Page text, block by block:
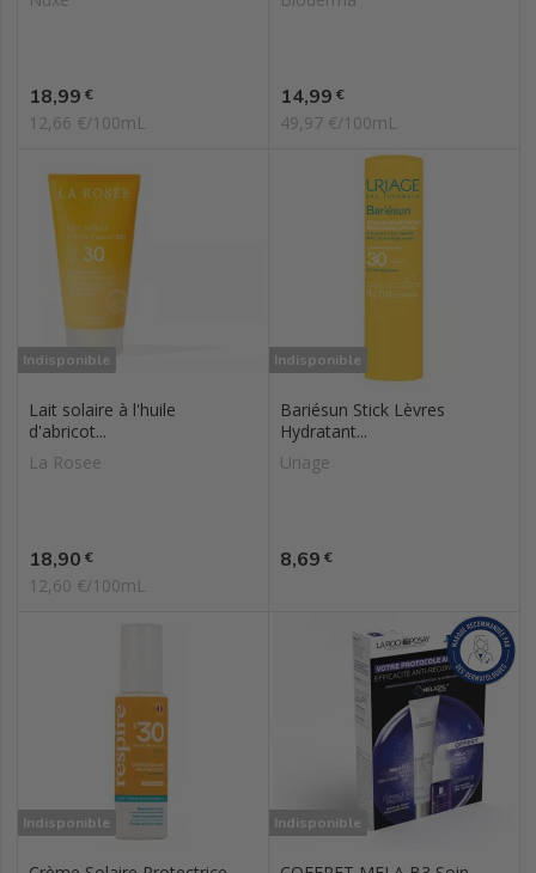
Prix
18,99 €
12,66 €/100mL
Prix
14,99 €
49,97 €/100mL
Indisponible
Lait solaire à l'huile
d'abricot...
La Rosee
Prix
18,90 €
12,60 €/100mL
Indisponible
Bariésun Stick Lèvres
Hydratant...
Uriage
Prix
8,69 €
Indisponible Indisponible